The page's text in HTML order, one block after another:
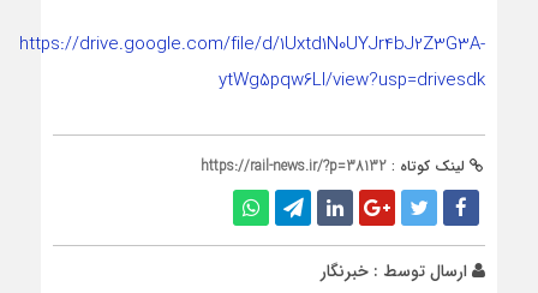
https://drive.google.com/file/d/1Uxtd1N0UYJr4bJ2Z3G3A-
ytWg5pqw6LI/view?usp=drivesdk
لینک کوتاه : https://rail-news.ir/?p=38132
ارسال توسط : خبرنگار